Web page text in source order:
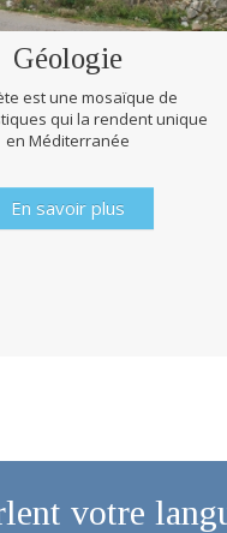
Géologie
est une mosaïque de
qui la rendent unique
en Méditerranée
En savoir plus
votre